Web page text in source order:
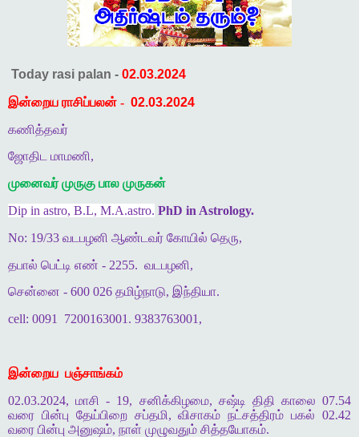
Today rasi palan - 02.03.2024
இன்றைய ராசிப்பலன் - 02.03.2024
கணித்தவர்
ஜோதிட மாமணி,
முனைவர் முருகு பால முருகன்
Dip in astro, B.L, M.A.astro. PhD in Astrology.
No: 19/33 வடபழனி ஆண்டவர் கோயில் தெரு,
தபால் பெட்டி எண் - 2255. வடபழனி,
சென்னை - 600 026 தமிழ்நாடு, இந்தியா.
cell: 0091
7200163001. 9383763001,
இன்றைய பஞ்சாங்கம்
02.03.2024, மாசி - 19, சனிக்கிழமை, சஷ்டி திதி காலை 07.54
வரை பின்பு தேய்பிறை சப்தமி, விசாகம் நட்சத்திரம் பகல் 02.42
வரை பின்பு அனுஷம், நாள் முழுவதும் சித்தயோகம்.